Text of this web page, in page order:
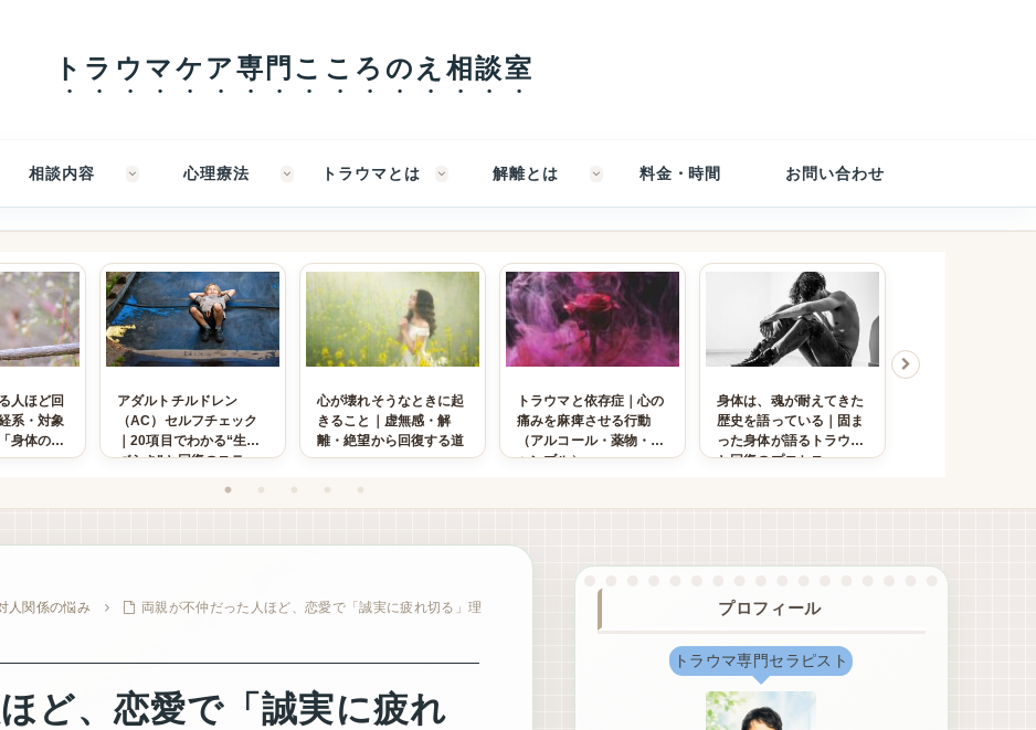
トラウマケア専門こころのえ相談室
相談内容 心理療法 トラウマとは 解離とは 料金・時間 お問い合わせ
人ほど回
系・対象
身体の羅
アダルトチルドレン
（AC）セルフチェック
｜20項目でわかる“生き
づらさ”と回復のステッ
心が壊れそうなときに起
きること｜虚無感・解
離・絶望から回復する道
トラウマと依存症｜心の
痛みを麻痺させる行動
（アルコール・薬物・ギ
ャンブル）
身体は、魂が耐えてきた
歴史を語っている｜固ま
った身体が語るトラウマ
と回復のプロセス
人関係の悩み
両親が不仲だった人ほど、恋愛で「誠実に疲れ切る」理
ど、恋愛で「誠実に疲れ
プロフィール
トラウマ専門セラピスト